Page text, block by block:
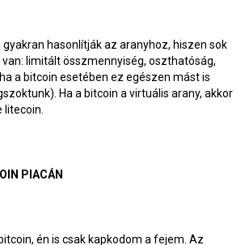
hasonlítják az aranyhoz, hiszen sok
limitált összmennyiség, oszthatóság,
a bitcoin esetében ez egészen mást is
Ha a bitcoin a virtuális arany, akkor
PIACÁN
én is csak kapkodom a fejem. Az